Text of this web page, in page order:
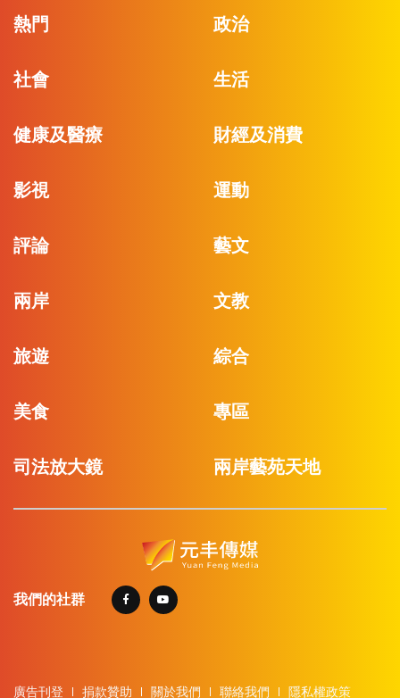
熱門 政治
社會 生活
健康及醫療 財經及消費
影視 運動
評論 藝文
兩岸 文教
旅遊 綜合
美食 專區
司法放大鏡 兩岸藝苑天地
我們的社群
廣告刊登 捐款贊助 關於我們 聯絡我們 隱私權政策